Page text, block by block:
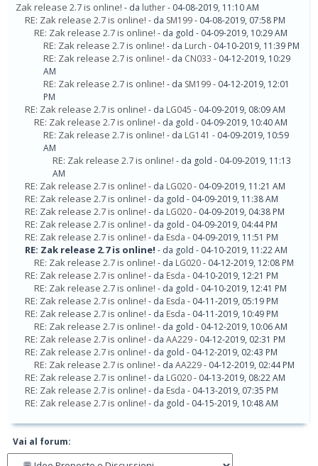
Zak release 2.7 is online! - da luther- 04-08-2019, 11:10 AM
RE: Zak release 2.7 is online! - da SM199- 04-08-2019, 07:58 PM
RE: Zak release 2.7 is online! - da gold - 04-09-2019, 10:29 AM
RE: Zak release 2.7 is online! - da Lurch - 04-10-2019, 11:39 PM
RE: Zak release 2.7 is online! - da CN033 - 04-12-2019, 10:29
AM
RE: Zak release 2.7 is online! - da SM199- 04-12-2019, 12:01
PM
RE: Zak release 2.7 is online! - da LG045 - 04-09-2019, 08:09 AM
RE: Zak release 2.7 is online! - da gold - 04-09-2019, 10:40 AM
RE: Zak release 2.7 is online! - da LG141 - 04-09-2019, 10:59
AM
RE: Zak release 2.7 is online! - da gold - 04-09-2019, 11:13
AM
RE: Zak release 2.7 is online! - da LG020- 04-09-2019, 11:21 AM
RE: Zak release 2.7 is online! - da gold - 04-09-2019, 11:38 AM
RE: Zak release 2.7 is online! - da LG020- 04-09-2019, 04:38 PM
RE: Zak release 2.7 is online! - da gold - 04-09-2019, 04:44 PM
RE: Zak release 2.7 is online! - da Esda - 04-09-2019, 11:51 PM
RE: Zak release 2.7 is online! - da gold - 04-10-2019, 11:22 AM
RE: Zak release 2.7 is online! - da LG020- 04-12-2019, 12:08 PM
RE: Zak release 2.7 is online! - da Esda - 04-10-2019, 12:21 PM
RE: Zak release 2.7 is online! - da gold - 04-10-2019, 12:41 PM
RE: Zak release 2.7 is online! - da Esda - 04-11-2019, 05:19 PM
RE: Zak release 2.7 is online! - da Esda - 04-11-2019, 10:49 PM
RE: Zak release 2.7 is online! - da gold - 04-12-2019, 10:06 AM
RE: Zak release 2.7 is online! - da AA229- 04-12-2019, 02:31 PM
RE: Zak release 2.7 is online! - da gold - 04-12-2019, 02:43 PM
RE: Zak release 2.7 is online! - da AA229- 04-12-2019, 02:44 PM
RE: Zak release 2.7 is online! - da LG020- 04-13-2019, 08:22 AM
RE: Zak release 2.7 is online! - da Esda - 04-13-2019, 07:35 PM
RE: Zak release 2.7 is online! - da gold - 04-15-2019, 10:48 AM
Vai al forum: